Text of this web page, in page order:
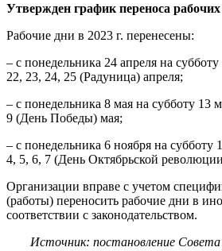
Утвержден график переноса рабочих
Рабочие дни в 2023 г. перенесены:
– с понедельника 24 апреля на
22, 23, 24, 25 (Радуница) апреля;
– с понедельника 8 мая на субботу 13
9 (День Победы) мая;
– с понедельника 6 ноября на субботу
4, 5, 6, 7 (День Октябрьской
Организации вправе с учетом
(работы) переносить рабочие дни в
соответствии с законодательством.
Источник: постановление